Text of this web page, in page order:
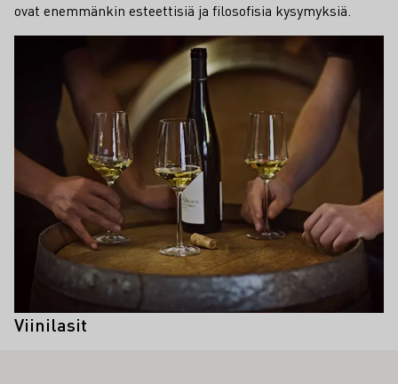
ovat enemmänkin esteettisiä ja filosofisia kysymyksiä.
Mikä on "mousse point"?
Usein samppanjalasien pohjaan
tehdään valmistuksen aikana pieni
epämuodostuma, niin sanottu
kuohuviinipiste. Piste sijaitsee lasin
sisäpuolella pohjan keskipisteen
vieressä, ja se saa hiilidioksidikuplat
nousemaan siitä kuin hienon
helminauhan.
Viinilasit